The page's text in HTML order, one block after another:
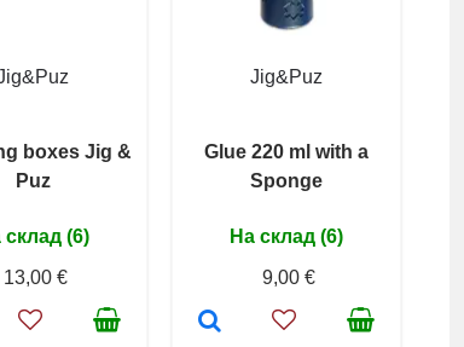
boxes Jig &
Puz
склад (6)
13,00 €
Jig&Puz
Glue 220 ml with a
Sponge
На склад (6)
9,00 €